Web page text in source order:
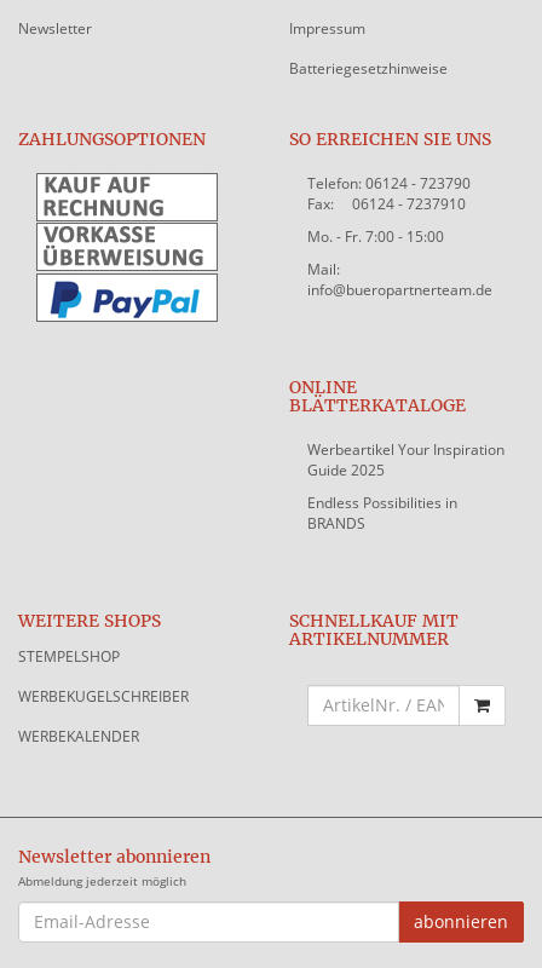
Newsletter
Impressum
Batteriegesetzhinweise
ZAHLUNGSOPTIONEN SO ERREICHEN SIE UNS
Telefon: 06124 - 723790
Fax: 06124 - 7237910
Mo. - Fr. 7:00 - 15:00
Mail:
info@bueropartnerteam.de
ONLINE
BLÄTTERKATALOGE
Werbeartikel Your Inspiration
Guide 2025
Endless Possibilities in
BRANDS
WEITERE SHOPS
STEMPELSHOP
WERBEKUGELSCHREIBER
WERBEKALENDER
SCHNELLKAUF MIT
ARTIKELNUMMER
Newsletter abonnieren
Abmeldung jederzeit möglich
EMAIL-
ADRESSE
abonnieren